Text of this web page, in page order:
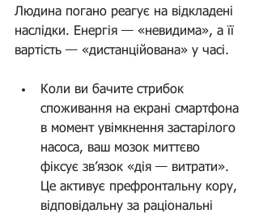
Людина погано реагує на відкладені
наслідки. Енергія — «невидима», а її
вартість — «дистанційована» у часі.
Коли ви бачите стрибок
споживання на екрані смартфона
в момент увімкнення застарілого
насоса, ваш мозок миттєво
фіксує зв’язок «дія — витрати».
Це активує префронтальну кору,
відповідальну за раціональні